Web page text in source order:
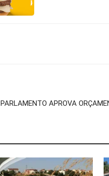
PARLAMENTO APROVA